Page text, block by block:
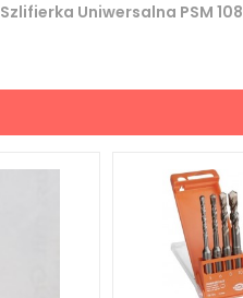
Szlifierka Uniwersalna PSM 108